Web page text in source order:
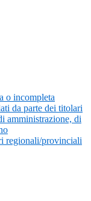
o incompleta
da parte dei titolari
amministrazione, di
regionali/provinciali